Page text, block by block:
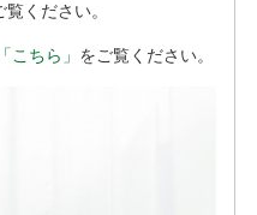
覧ください。
「こちら」 をご覧ください。